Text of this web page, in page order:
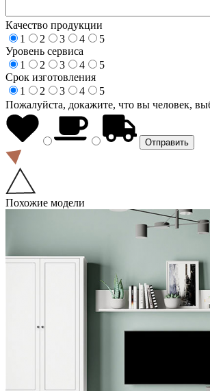
Качество продукции
1
2 3 4
5
Уровень сервиса
1
2 3 4
5
Срок изготовления
1
2 3 4
5
Пожалуйста, докажите, что вы человек,
Похожие модели